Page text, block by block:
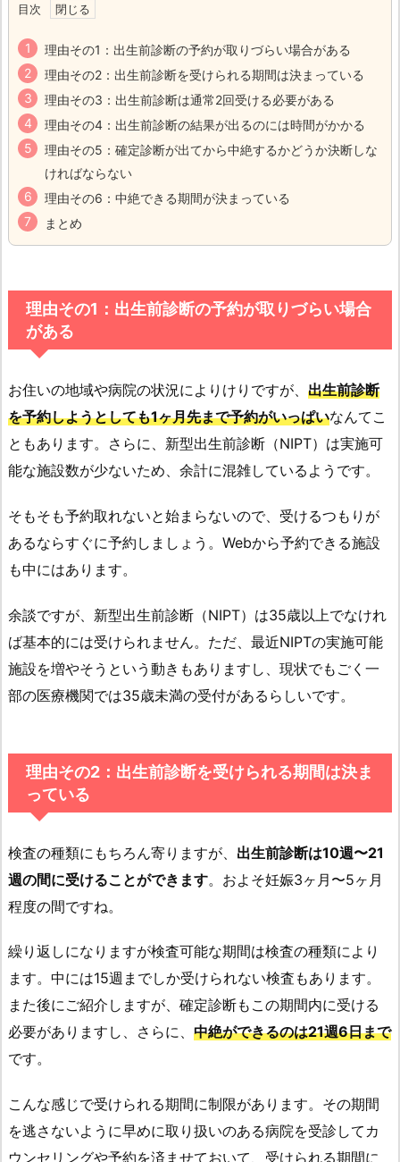
目次
理由その1：出生前診断の予約が取りづらい場合がある
理由その2：出生前診断を受けられる期間は決まっている
理由その3：出生前診断は通常2回受ける必要がある
理由その4：出生前診断の結果が出るのには時間がかかる
理由その5：確定診断が出てから中絶するかどうか決断しな
ければならない
理由その6：中絶できる期間が決まっている
まとめ
理由その1：出生前診断の予約が取りづらい場合
がある
お住いの地域や病院の状況によりけりですが、 出生前診断
を予約しようとしても1ヶ月先まで予約がいっぱいなんてこ
ともあります。さらに、新型出生前診断（NIPT）は実施可
能な施設数が少ないため、余計に混雑しているようです。
そもそも予約取れないと始まらないので、受けるつもりが
あるならすぐに予約しましょう。Webから予約できる施設
も中にはあります。
余談ですが、新型出生前診断（NIPT）は35歳以上でなけれ
ば基本的には受けられません。ただ、最近NIPTの実施可能
施設を増やそうという動きもありますし、現状でもごく一
部の医療機関では35歳未満の受付があるらしいです。
理由その2：出生前診断を受けられる期間は決ま
っている
検査の種類にもちろん寄りますが、 出生前診断は10週〜21
週の間に受けることができます。およそ妊娠3ヶ月〜5ヶ月
程度の間ですね。
繰り返しになりますが検査可能な期間は検査の種類により
ます。中には15週までしか受けられない検査もあります。
また後にご紹介しますが、確定診断もこの期間内に受ける
必要がありますし、さらに、 中絶ができるのは21週6日まで
です。
こんな感じで受けられる期間に制限があります。その期間
を逃さないように早めに取り扱いのある病院を受診してカ
ウンセリングや予約を済ませておいて、受けられる期間に